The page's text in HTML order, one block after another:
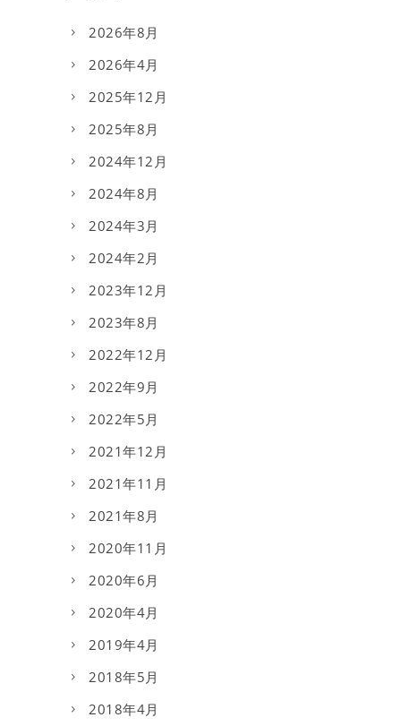
2026年8月
2026年4月
2025年12月
2025年8月
2024年12月
2024年8月
2024年3月
2024年2月
2023年12月
2023年8月
2022年12月
2022年9月
2022年5月
2021年12月
2021年11月
2021年8月
2020年11月
2020年6月
2020年4月
2019年4月
2018年5月
2018年4月